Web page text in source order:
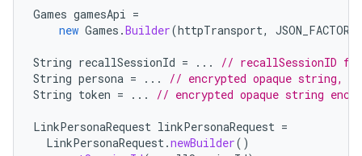
Games gamesApi =
new Games .Builder(httpTransport, JSON_FACTORY
String recallSessionId = ...
// recallSessionID
String persona = ...
// encrypted opaque string,
String token = ... // encrypted opaque string
LinkPersonaRequest linkPersonaRequest =
LinkPersonaRequest.newBuilder()